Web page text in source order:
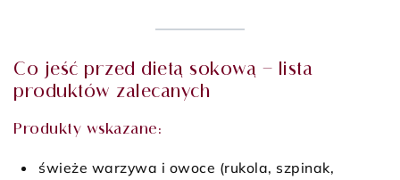
Co jeść przed dietą sokową – lista
produktów zalecanych
Produkty wskazane:
świeże warzywa i owoce (rukola, szpinak,